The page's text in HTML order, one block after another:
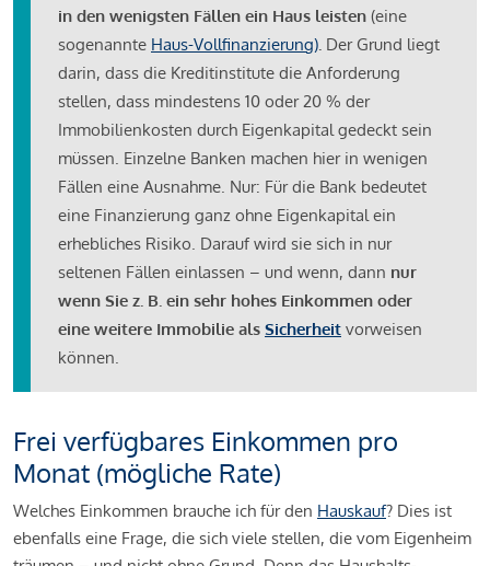
in den wenigsten Fällen ein Haus leisten (eine
sogenannte Haus-Vollfinanzierung). Der Grund liegt
darin, dass die Kreditinstitute die Anforderung
stellen, dass mindestens 10 oder 20 % der
Immobilienkosten durch Eigenkapital gedeckt sein
müssen. Einzelne Banken machen hier in wenigen
Fällen eine Ausnahme. Nur: Für die Bank bedeutet
eine Finanzierung ganz ohne Eigenkapital ein
erhebliches Risiko. Darauf wird sie sich in nur
seltenen Fällen einlassen – und wenn, dann nur
wenn Sie z. B. ein sehr hohes Einkommen oder
eine weitere Immobilie als Sicherheit vorweisen
können.
Frei verfügbares Einkommen pro
Monat (mögliche Rate)
Welches Einkommen brauche ich für den Hauskauf? Dies ist
ebenfalls eine Frage, die sich viele stellen, die vom Eigenheim